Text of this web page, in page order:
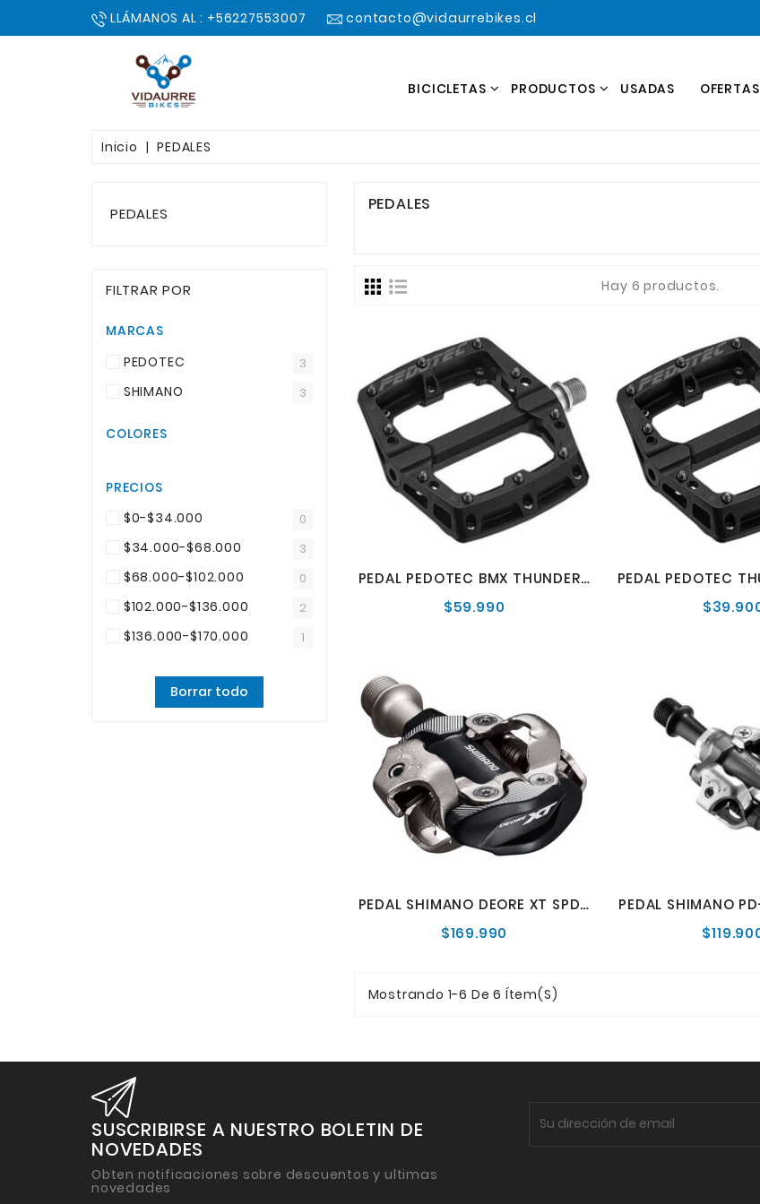
LLÁMANOS AL : +56227553007 contacto@vidaurrebikes.cl
BICICLETAS PRODUCTOS USADAS OFERTAS
Inicio PEDALES
PEDALES
FILTRAR POR
MARCAS
PEDOTEC
3
SHIMANO 3
COLORES
PRECIOS
$0-$34.000
0
$34.000-$68.000 3
$68.000-$102.000 0
$102.000-$136.000 2
$136.000-$170.000 1
Borrar todo
PEDALES
Hay 6 productos.
PEDAL PEDOTEC BMX THUNDER 180 NEGRO
$59.990
PEDAL SHIMANO DEORE XT SPD PD-M8100
$169.990
PEDAL SHIMANO
Mostrando 1-6 De 6 Ítem(s)
SUSCRIBIRSE A NUESTRO BOLETIN DE
NOVEDADES
Obten notificaciones sobre descuentos y ultimas
novedades